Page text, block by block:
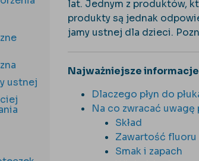
ustnej
lat. Jednym z produktów,
produkty są jednak
jamy ustnej dla dzieci.
Najważniejsze
Dlaczego płyn do
Na co zwracać uwagę
Skład
Zawartość fluoru
Smak i zapach